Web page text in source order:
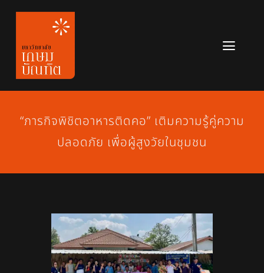
Skip
content
หลักสูตร
ข่าวสาร
เกี่ยวกับมหาวิทยาลัย
สมัครเรียน
“ภารกิจพิชิตอาหารติดคอ” เติมความรู้คู่ความ
ปลอดภัย เพื่อผู้สูงวัยในชุมชน